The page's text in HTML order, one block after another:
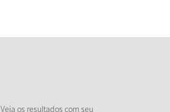
Veja os resultados com seu